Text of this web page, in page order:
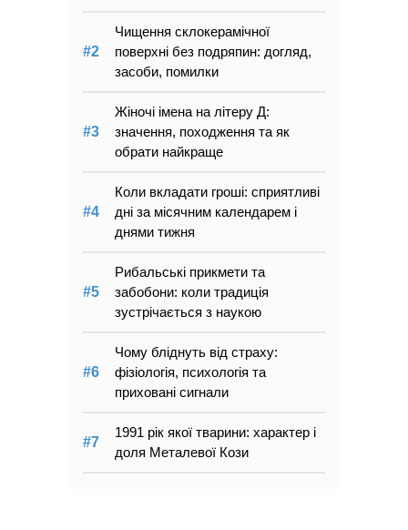
Чищення склокерамічної
поверхні без подряпин: догляд,
засоби, помилки
Жіночі імена на літеру Д:
значення, походження та як
обрати найкраще
Коли вкладати гроші: сприятливі
дні за місячним календарем і
днями тижня
Рибальські прикмети та
забобони: коли традиція
зустрічається з наукою
Чому бліднуть від страху:
фізіологія, психологія та
приховані сигнали
1991 рік якої тварини: характер і
доля Металевої Кози